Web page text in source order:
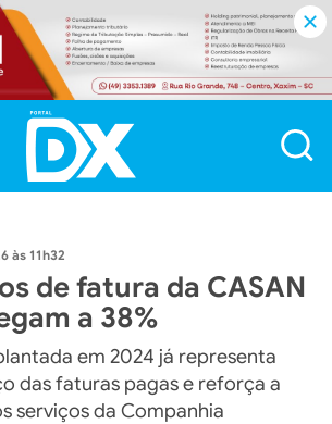
às 11h32
de fatura da CASAN
a 38%
em 2024 já representa
das faturas pagas e reforça a
serviços da Companhia